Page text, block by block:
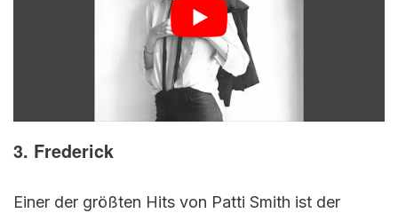
3. Frederick
Einer der größten Hits von Patti Smith ist der